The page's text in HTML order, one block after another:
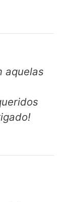
aquelas